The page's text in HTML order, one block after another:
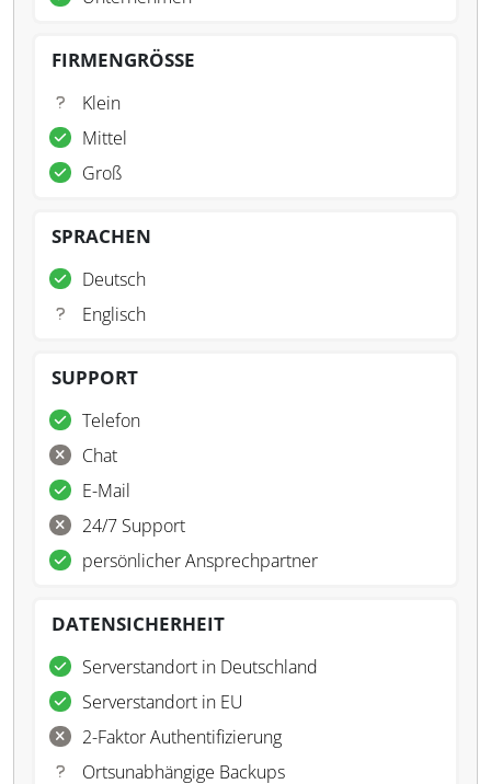
FIRMENGRÖSSE
Klein
Mittel
Groß
SPRACHEN
Deutsch
Englisch
SUPPORT
Telefon
Chat
E-Mail
24/7 Support
persönlicher Ansprechpartner
DATENSICHERHEIT
Serverstandort in Deutschland
Serverstandort in EU
2-Faktor Authentifizierung
Ortsunabhängige Backups